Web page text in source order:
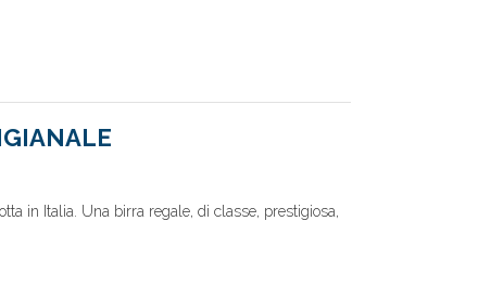
in Italia. Una birra regale, di classe, prestigiosa,